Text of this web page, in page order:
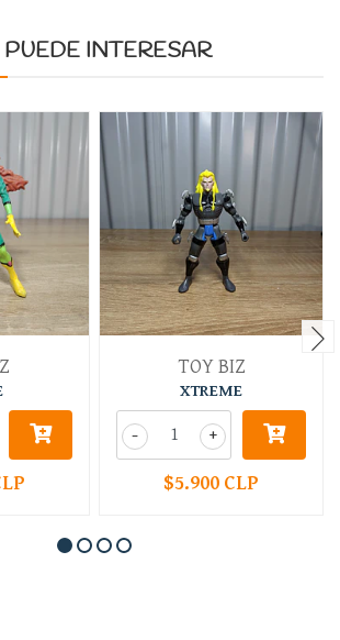
INTERESAR
TOY BIZ
XTREME
+
-
$5.900 CLP